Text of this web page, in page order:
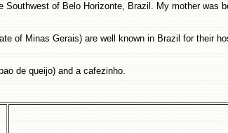
of Belo Horizonte, Brazil. My mother was
of Minas Gerais) are well known in Brazil for their
de queijo) and a cafezinho.